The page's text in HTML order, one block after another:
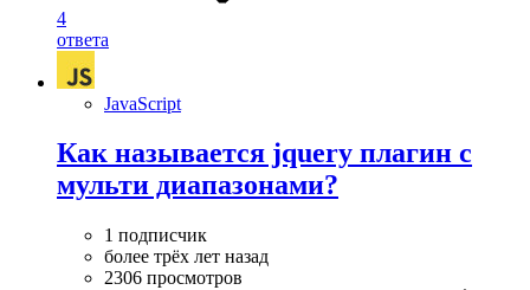
4
ответа
JavaScript
Как называется jquery плагин с
мульти диапазонами?
1 подписчик
более трёх лет назад
2306 просмотров